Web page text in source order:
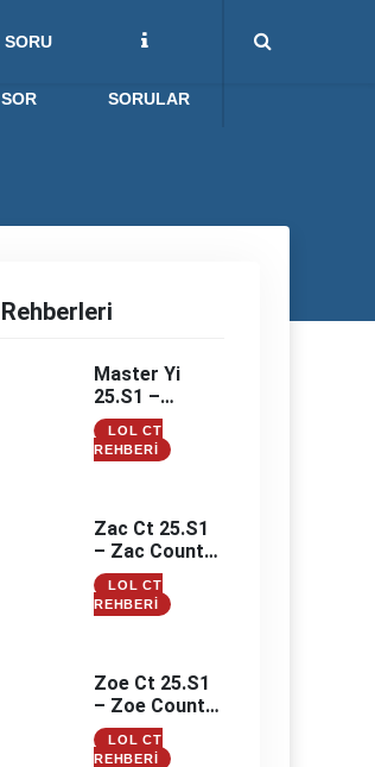
SORU
SOR SORULAR
Master Yi
25.S1 –
Master Yi
Counter –
Master Yi
LOL CT
REHBERI
Zac Ct 25.S1
– Zac Counter
– Zac
Counterleri
LOL CT
REHBERI
Zoe Ct 25.S1
– Zoe Counter
– Zoe
Counterleri
LOL CT
REHBERI